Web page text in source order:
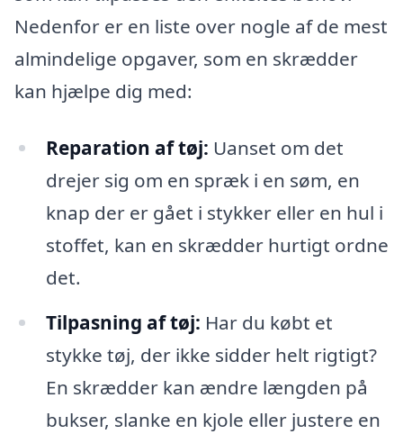
Nedenfor er en liste over nogle af de mest
almindelige opgaver, som en skrædder
kan hjælpe dig med:
Reparation af tøj: Uanset om det
drejer sig om en spræk i en søm, en
knap der er gået i stykker eller en hul i
stoffet, kan en skrædder hurtigt ordne
det.
Tilpasning af tøj: Har du købt et
stykke tøj, der ikke sidder helt rigtigt?
En skrædder kan ændre længden på
bukser, slanke en kjole eller justere en